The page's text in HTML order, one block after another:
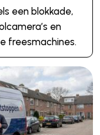
een blokkade,
en
freesmachines.